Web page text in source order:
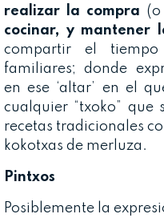
realizar la compra (o
cocinar, y mantener
compartir el
familiares; donde
en ese ‘altar’ en el
cualquier “txoko” que
recetas tradicionales
kokotxas de merluza.
Pintxos
Posiblemente la